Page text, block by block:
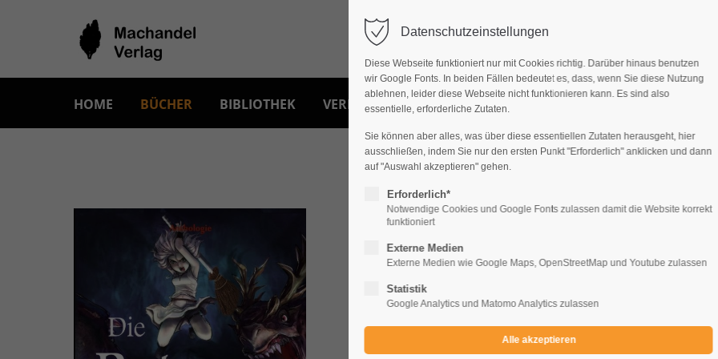
HOME BÜCHER BIBLIOTHEK VERLAG, MANUSKRIPTE IMPRESSUM
Anthologie
Die Putze von Asgard (Hardcover)
€5,00 UVP €
Datenschutzeinstellungen
Diese Webseite funktioniert nur mit Cookies richtig. Darüber hinaus benutzen
wir Google Fonts. In beiden Fällen bedeutet es, dass, wenn Sie diese Nutzung
ablehnen, leider diese Webseite nicht funktionieren kann. Es sind also
essentielle, erforderliche Zutaten.
Sie können aber alles, was über diese essentiellen Zutaten herausgeht, hier
ausschließen, indem Sie nur den ersten Punkt "Erforderlich" anklicken und dann
auf "Auswahl akzeptieren" gehen.
Erforderlich*
Notwendige Cookies und Google Fonts zulassen damit die Website korrekt
funktioniert
Externe Medien
Externe Medien wie Google Maps, OpenStreetMap und Youtube zulassen
Statistik
Google Analytics und Matomo Analytics zulassen